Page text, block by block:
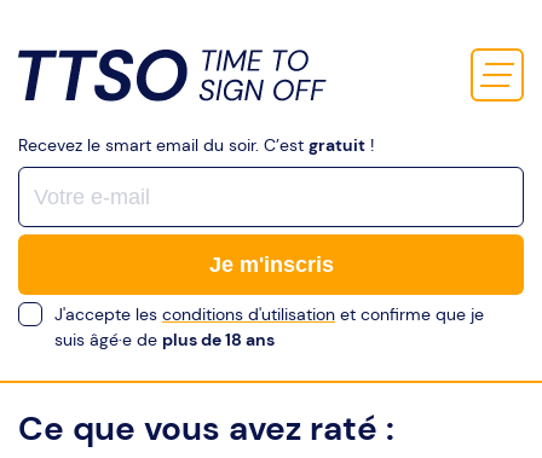
Recevez le smart email du soir. C’est gratuit !
Je m'inscris
J'accepte les conditions d'utilisation et confirme que je
suis âgé·e de plus de 18 ans
Ce que vous avez raté :